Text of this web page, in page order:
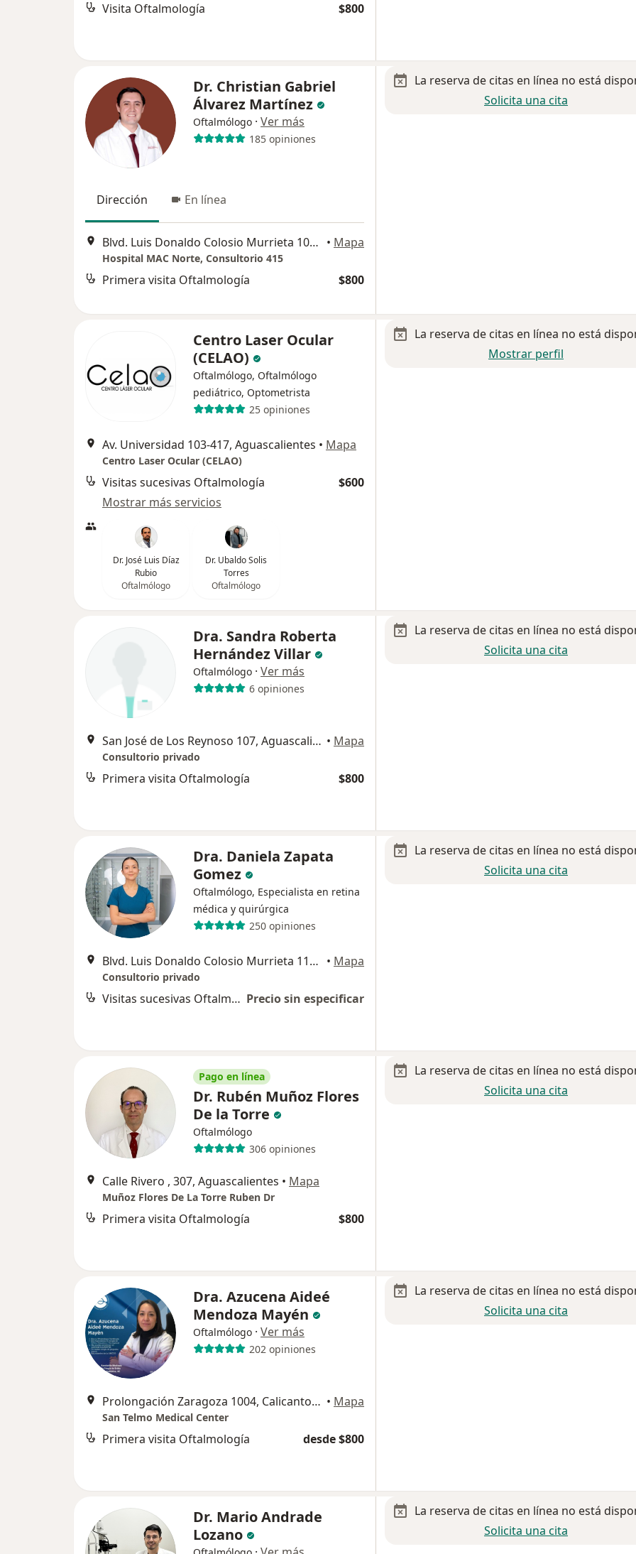
Visita Oftalmología $800
Dr. Christian Gabriel
Álvarez Martínez
Oftalmólogo · Ver más
185 opiniones
Dirección En línea
Blvd. Luis Donaldo Colosio Murrieta 106, Lomas del Campestre II, Aguascalientes • Mapa
Hospital MAC Norte, Consultorio 415
Primera visita Oftalmología $800
La reserva de citas en línea no está
Solicita una cita
Centro Laser Ocular
(CELAO)
Oftalmólogo, Oftalmólogo
pediátrico, Optometrista
25 opiniones
Av. Universidad 103-417, Aguascalientes • Mapa
Centro Laser Ocular (CELAO)
Visitas sucesivas Oftalmología
$600
Mostrar más servicios
Dr. José Luis Díaz
Rubio
Oftalmólogo
Dr. Ubaldo Solis
Torres
Oftalmólogo
La reserva de citas en línea no está
Mostrar perfil
Dra. Sandra Roberta
Hernández Villar
Oftalmólogo · Ver más
6 opiniones
San José de Los Reynoso 107, Aguascalientes • Mapa
Consultorio privado
Primera visita Oftalmología $800
La reserva de citas en línea no está
Solicita una cita
Dra. Daniela Zapata
Gomez
Oftalmólogo, Especialista en retina
médica y quirúrgica
250 opiniones
Blvd. Luis Donaldo Colosio Murrieta 111-interior 101, Aguascalientes • Mapa
Consultorio privado
Visitas sucesivas Oftalmología Precio sin especificar
La reserva de citas en línea no está
Solicita una cita
Pago en línea
Dr. Rubén Muñoz Flores
De la Torre
Oftalmólogo
306 opiniones
Calle Rivero , 307, Aguascalientes • Mapa
Muñoz Flores De La Torre Ruben Dr
Primera visita Oftalmología $800
La reserva de citas en línea no está
Solicita una cita
Dra. Azucena Aideé
Mendoza Mayén
Oftalmólogo · Ver más
202 opiniones
Prolongación Zaragoza 1004, Calicantos II,, Aguascalientes • Mapa
San Telmo Medical Center
Primera visita Oftalmología desde $800
La reserva de citas en línea no está
Solicita una cita
Dr. Mario Andrade
Lozano
La reserva de citas en línea no está
Solicita una cita